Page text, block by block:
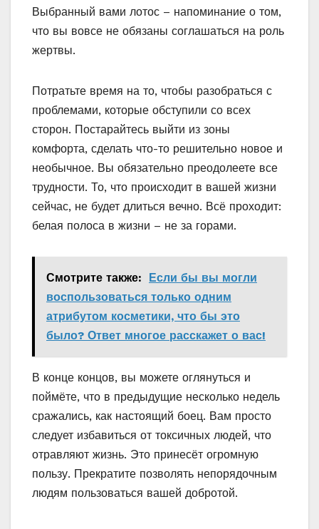
Выбранный вами лотос – напоминание о том,
что вы вовсе не обязаны соглашаться на роль
жертвы.
Потратьте время на то, чтобы разобраться с
проблемами, которые обступили со всех
сторон. Постарайтесь выйти из зоны
комфорта, сделать что-то решительно новое и
необычное. Вы обязательно преодолеете все
трудности. То, что происходит в вашей жизни
сейчас, не будет длиться вечно. Всё проходит:
белая полоса в жизни – не за горами.
Смотрите также:
Если бы вы могли
воспользоваться только одним
атрибутом косметики, что бы это
было? Ответ многое расскажет о вас!
В конце концов, вы можете оглянуться и
поймёте, что в предыдущие несколько недель
сражались, как настоящий боец. Вам просто
следует избавиться от токсичных людей, что
отравляют жизнь. Это принесёт огромную
пользу. Прекратите позволять непорядочным
людям пользоваться вашей добротой.